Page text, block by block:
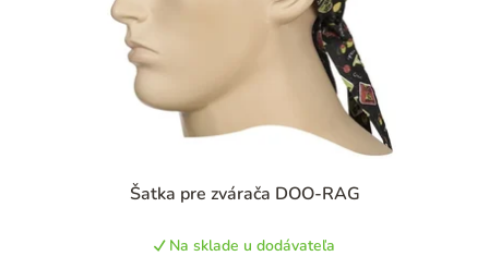
Šatka pre zvárača DOO-RAG
hodnotenie
je
Na sklade u dodávateľa